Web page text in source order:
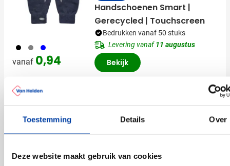
Toestemming Details Over
Deze website maakt gebruik van cookies
001 003 005
vanaf 0,94
Handschoenen Smart |
Gerecycled | Touchscreen
Bedrukken vanaf 50 stuks
Levering vanaf11 augustus
Bekijk
099001166002 013
Levering vanaf